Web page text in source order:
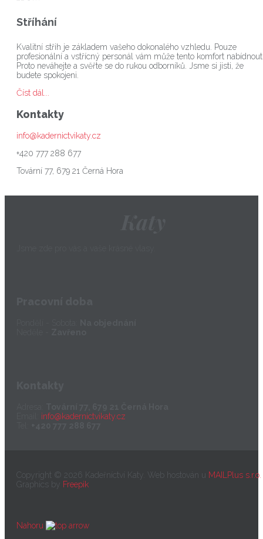
Stříhání
Kvalitní střih je základem vašeho dokonalého vzhledu. Pouze
profesionální a vstřícný personál vám může tento komfort
Proto neváhejte a svěřte se do rukou odborníků. Jsme si jisti, že
budete spokojeni.
Číst dál...
Kontakty
info@kadernictvikaty.cz
+420 777 288 677
Tovární 77, 679 21 Černá Hora
info@kadernictvikaty.cz
Copyright © 2026 Kadeřníctví Katy. Web hostován u MAILPlus s.r.o.
Graphics by
Freepik
Nahoru